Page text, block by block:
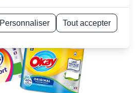
Personnaliser
Tout accepter